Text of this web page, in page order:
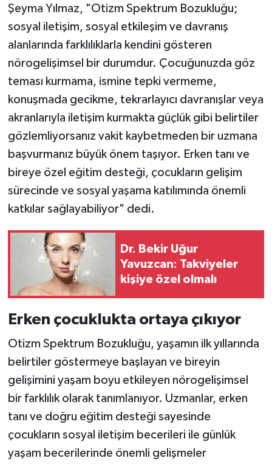
Şeyma Yılmaz, "Otizm Spektrum Bozukluğu;
sosyal iletişim, sosyal etkileşim ve davranış
alanlarında farklılıklarla kendini gösteren
nörogelişimsel bir durumdur. Çocuğunuzda göz
teması kurmama, ismine tepki vermeme,
konuşmada gecikme, tekrarlayıcı davranışlar veya
akranlarıyla iletişim kurmakta güçlük gibi belirtiler
gözlemliyorsanız vakit kaybetmeden bir uzmana
başvurmanız büyük önem taşıyor. Erken tanı ve
bireye özel eğitim desteği, çocukların gelişim
sürecinde ve sosyal yaşama katılımında önemli
katkılar sağlayabiliyor" dedi.
Dr. Bekir Uğur
Yavuzcan: Takviyeler
kişiye özel olmalı
Erken çocuklukta ortaya çıkıyor
Otizm Spektrum Bozukluğu, yaşamın ilk yıllarında
belirtiler göstermeye başlayan ve bireyin
gelişimini yaşam boyu etkileyen nörogelişimsel
bir farklılık olarak tanımlanıyor. Uzmanlar, erken
tanı ve doğru eğitim desteği sayesinde
çocukların sosyal iletişim becerileri ile günlük
yaşam becerilerinde önemli gelişmeler